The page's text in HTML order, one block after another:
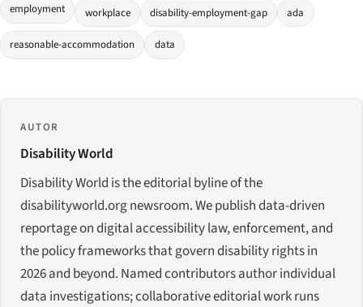
employment workplace disability-employment-gap ada
reasonable-accommodation data
AUTOR
Disability World
Disability World is the editorial byline of the
disabilityworld.org newsroom. We publish data-driven
reportage on digital accessibility law, enforcement, and
the policy frameworks that govern disability rights in
2026 and beyond. Named contributors author individual
data investigations; collaborative editorial work runs